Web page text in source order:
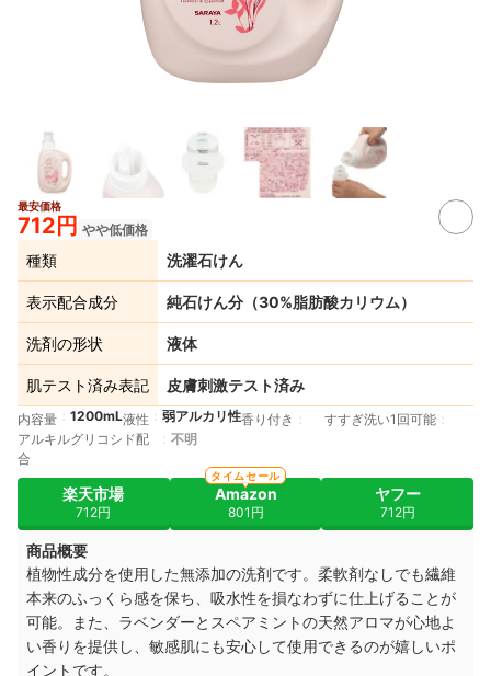
最安価格
712円 やや低価格
種類 洗濯石けん
表示配合成分 純石けん分（30%脂肪酸カリウム）
洗剤の形状 液体
肌テスト済み表記 皮膚刺激テスト済み
内容量 1200mL液性 弱アルカリ性香り付き
すすぎ洗い1回可能
アルキルグリコシド配
合
不明
楽天市場
712円
Amazon
801円
タイムセール
ヤフー
712円
商品概要
植物性成分を使用した無添加の洗剤です。柔軟剤なしでも繊維
本来のふっくら感を保ち、吸水性を損なわずに仕上げることが
可能。また、ラベンダーとスペアミントの天然アロマが心地よ
い香りを提供し、敏感肌にも安心して使用できるのが嬉しいポ
イントです。